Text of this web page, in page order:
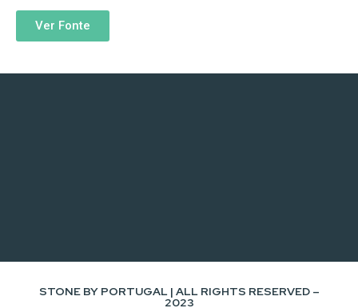
Ver Fonte
STONE BY PORTUGAL | ALL RIGHTS RESERVED –
2023